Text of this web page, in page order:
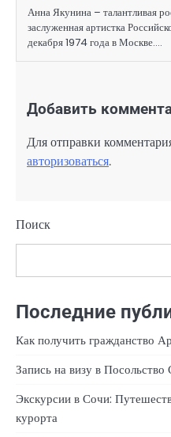
Анна Якунина – талантливая
заслуженная артистка
декабря 1974 года в Москве.…
Добавить
Для отправки
авторизоваться.
Поиск
Последние
Как получить гражданство
Запись на визу в
Экскурсии в Сочи:
курорта